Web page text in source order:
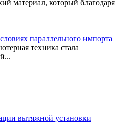
материал, который благодаря
параллельного импорта
техника стала